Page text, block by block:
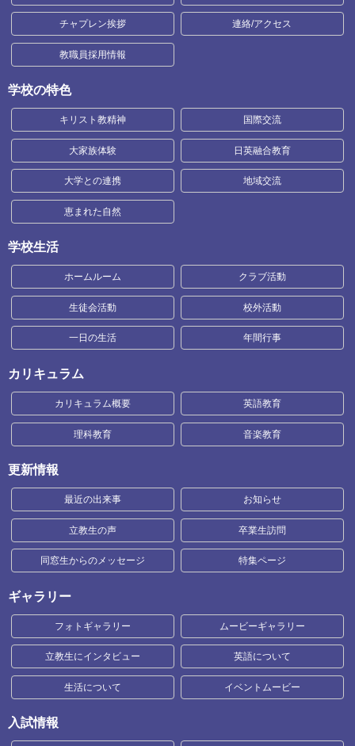
チャプレン挨拶 連絡/アクセス
教職員採用情報
学校の特色
キリスト教精神 国際交流
大家族体験 日英融合教育
大学との連携 地域交流
恵まれた自然
学校生活
ホームルーム クラブ活動
生徒会活動 校外活動
一日の生活 年間行事
カリキュラム
カリキュラム概要 英語教育
理科教育 音楽教育
更新情報
最近の出来事 お知らせ
立教生の声 卒業生訪問
同窓生からのメッセージ 特集ページ
ギャラリー
フォトギャラリー ムービーギャラリー
立教生にインタビュー 英語について
生活について イベントムービー
入試情報